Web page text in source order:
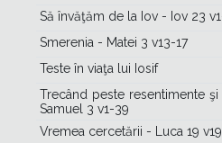
Să învăţăm de la Iov - Iov 23
Smerenia - Matei 3 v13-17
Teste în viaţa lui Iosif
Trecând peste resentimente
Samuel 3 v1-39
Vremea cercetării - Luca 19